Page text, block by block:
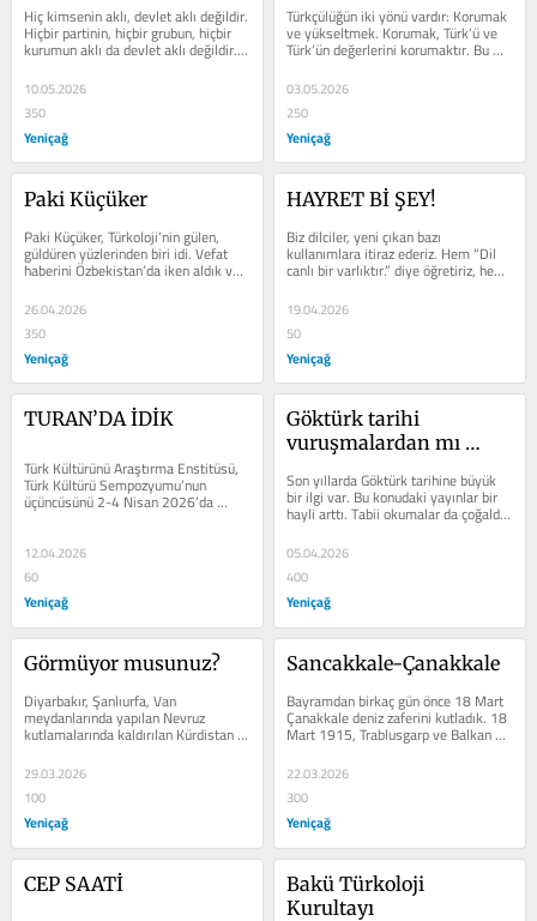
Hiç kimsenin aklı, devlet aklı değildir.
Hiçbir partinin, hiçbir grubun, hiçbir
kurumun aklı da devlet aklı değildir.
10.05.2026
350
Yeniçağ
Türkçülüğün iki yönü vardır: Korumak
ve yükseltmek. Korumak, Türk’ü ve
Türk’ün değerlerini korumaktır. Bu
konuyu başka bir...
03.05.2026
250
Yeniçağ
Paki Küçüker
Paki Küçüker, Türkoloji’nin gülen,
güldüren yüzlerinden biri idi. Vefat
haberini Özbekistan’da iken aldık ve
26.04.2026
350
Yeniçağ
HAYRET Bİ ŞEY!
Biz dilciler, yeni çıkan bazı
kullanımlara itiraz ederiz. Hem “Dil
canlı bir varlıktır.” diye öğretiriz, hem
19.04.2026
50
Yeniçağ
TURAN’DA İDİK
Türk Kültürünü Araştırma Enstitüsü,
Türk Kültürü Sempozyumu’nun
üçüncüsünü 2-4 Nisan 2026’da
Taşkent’te yaptı. Ev...
12.04.2026
60
Yeniçağ
Göktürk tarihi
vuruşmalardan mı
Son yıllarda Göktürk tarihine büyük
bir ilgi var. Bu konudaki yayınlar bir
hayli arttı. Tabii okumalar da çoğaldı.
İlgi, sadece akademik...
05.04.2026
400
Yeniçağ
Görmüyor musunuz?
Diyarbakır, Şanlıurfa, Van
meydanlarında yapılan Nevruz
kutlamalarında kaldırılan Kürdistan
29.03.2026
100
Yeniçağ
Sancakkale-Çanakkale
Bayramdan birkaç gün önce 18 Mart
Çanakkale deniz zaferini kutladık. 18
Mart 1915, Trablusgarp ve Balkan
savaşları yenilgilerinden sonra ilk...
22.03.2026
300
Yeniçağ
CEP SAATİ
Bakü Türkoloji
Kurultayı